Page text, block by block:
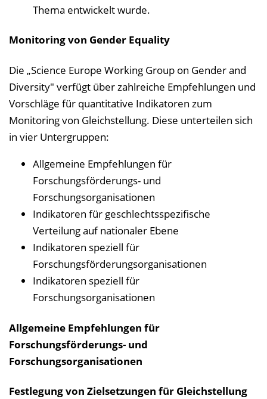
Thema entwickelt wurde.
Monitoring von Gender Equality
Die „Science Europe Working Group on Gender and
Diversity" verfügt über zahlreiche Empfehlungen und
Vorschläge für quantitative Indikatoren zum
Monitoring von Gleichstellung. Diese unterteilen sich
in vier Untergruppen:
Allgemeine Empfehlungen für
Forschungsförderungs- und
Forschungsorganisationen
Indikatoren für geschlechtsspezifische
Verteilung auf nationaler Ebene
Indikatoren speziell für
Forschungsförderungsorganisationen
Indikatoren speziell für
Forschungsorganisationen
Allgemeine Empfehlungen für
Forschungsförderungs- und
Forschungsorganisationen
Festlegung von Zielsetzungen für Gleichstellung